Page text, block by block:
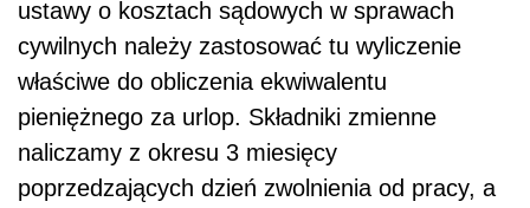
ustawy o kosztach sądowych w sprawach
cywilnych należy zastosować tu wyliczenie
właściwe do obliczenia ekwiwalentu
pieniężnego za urlop. Składniki zmienne
naliczamy z okresu 3 miesięcy
poprzedzających dzień zwolnienia od pracy, a